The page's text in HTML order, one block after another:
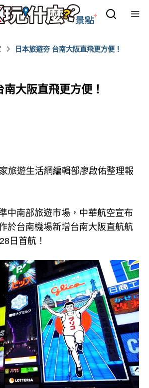
日本旅遊夯 台南大阪直飛更方便！
南大阪直飛更方便！
旅遊生活網編輯部廖啟佑整理報
中南部旅遊市場，中華航空宣布
於台南機場新增台南大阪直航航
日首航！